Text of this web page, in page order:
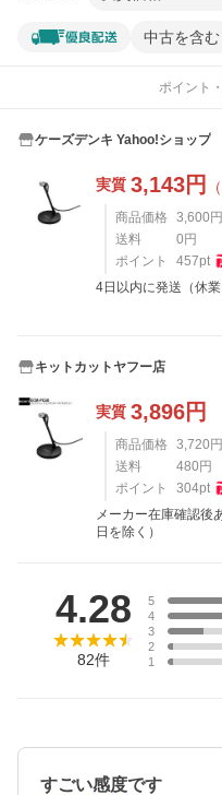
中古を含む
ポイント
ケーズデンキ Yahoo!ショップ
実質 3,143円
商品価格 3,600 円
送料
0 円
ポイント
457pt
4日以内に発送（休業
キットカットヤフー店
実質 3,896円
商品価格 3,720 円
送料
480 円
ポイント
304pt
メーカー在庫確認後
日を除く）
4.28
82件
5
4
3
2
1
すごい感度です